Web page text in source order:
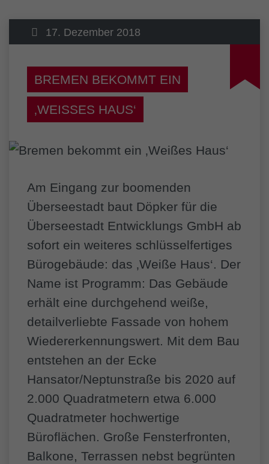
17. Dezember 2018
BREMEN BEKOMMT EIN
‚WEISSES HAUS‘
Am Eingang zur boomenden
Überseestadt baut Döpker für die
Überseestadt Entwicklungs GmbH ab
sofort ein weiteres schlüsselfertiges
Bürogebäude: das ‚Weiße Haus‘. Der
Name ist Programm: Das Gebäude
erhält eine durchgehend weiße,
detailverliebte Fassade von hohem
Wiedererkennungswert. Mit dem Bau
entstehen an der Ecke
Hansator/Neptunstraße bis 2020 auf
2.000 Quadratmetern etwa 6.000
Quadratmeter hochwertige
Büroflächen. Große Fensterfronten,
Balkone, Terrassen nebst begrünten